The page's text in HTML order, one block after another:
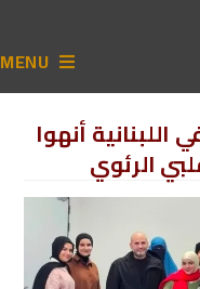
MENU
من كلية الصحة – 3 في اللبنانية أنهوا
الرئوي